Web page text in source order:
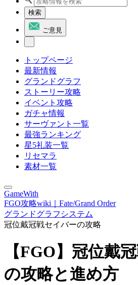
検索
ご意見
トップページ
最新情報
グランドグラフ
ストーリー攻略
イベント攻略
ガチャ情報
サーヴァント一覧
最強ランキング
星5礼装一覧
リセマラ
素材一覧
GameWith
FGO攻略wiki｜Fate/Grand Order
グランドグラフシステム
冠位戴冠戦セイバーの攻略
【FGO】冠位戴
の攻略と進め方